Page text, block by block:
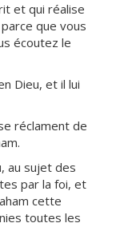
et qui réalise
que vous
écoutez le
Dieu, et il lui
réclament de
au sujet des
par la foi, et
cette
toutes les